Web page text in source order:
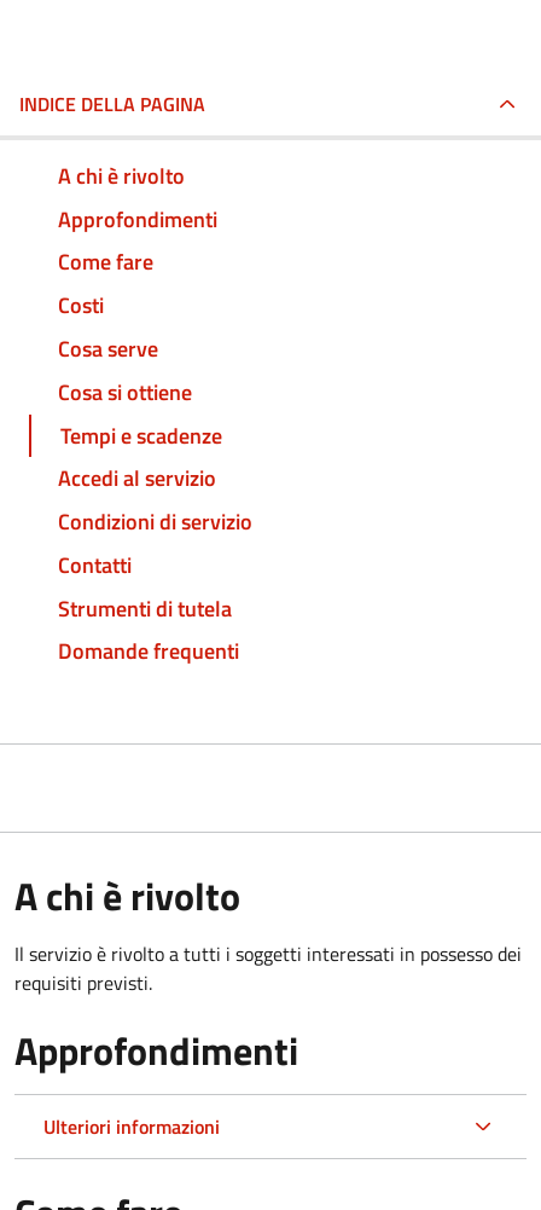
INDICE DELLA PAGINA
A chi è rivolto
Approfondimenti
Come fare
Costi
Cosa serve
Cosa si ottiene
Tempi e scadenze
Accedi al servizio
Condizioni di servizio
Contatti
Strumenti di tutela
Domande frequenti
A chi è rivolto
Il servizio è rivolto a tutti i soggetti interessati in possesso dei
requisiti previsti.
Approfondimenti
Ulteriori informazioni